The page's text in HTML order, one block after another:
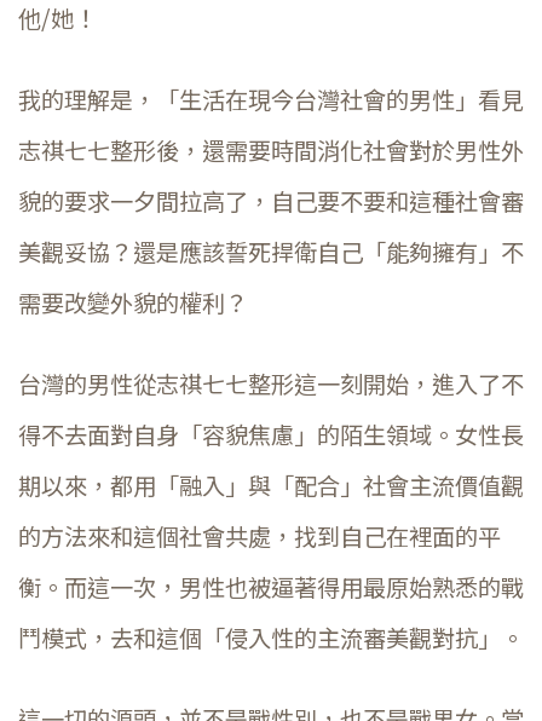
他/她！
我的理解是，「生活在現今台灣社會的男性」看見
志祺七七整形後，還需要時間消化社會對於男性外
貌的要求一夕間拉高了，自己要不要和這種社會審
美觀妥協？還是應該誓死捍衛自己「能夠擁有」不
需要改變外貌的權利？
台灣的男性從志祺七七整形這一刻開始，進入了不
得不去面對自身「容貌焦慮」的陌生領域。女性長
期以來，都用「融入」與「配合」社會主流價值觀
的方法來和這個社會共處，找到自己在裡面的平
衡。而這一次，男性也被逼著得用最原始熟悉的戰
鬥模式，去和這個「侵入性的主流審美觀對抗」。